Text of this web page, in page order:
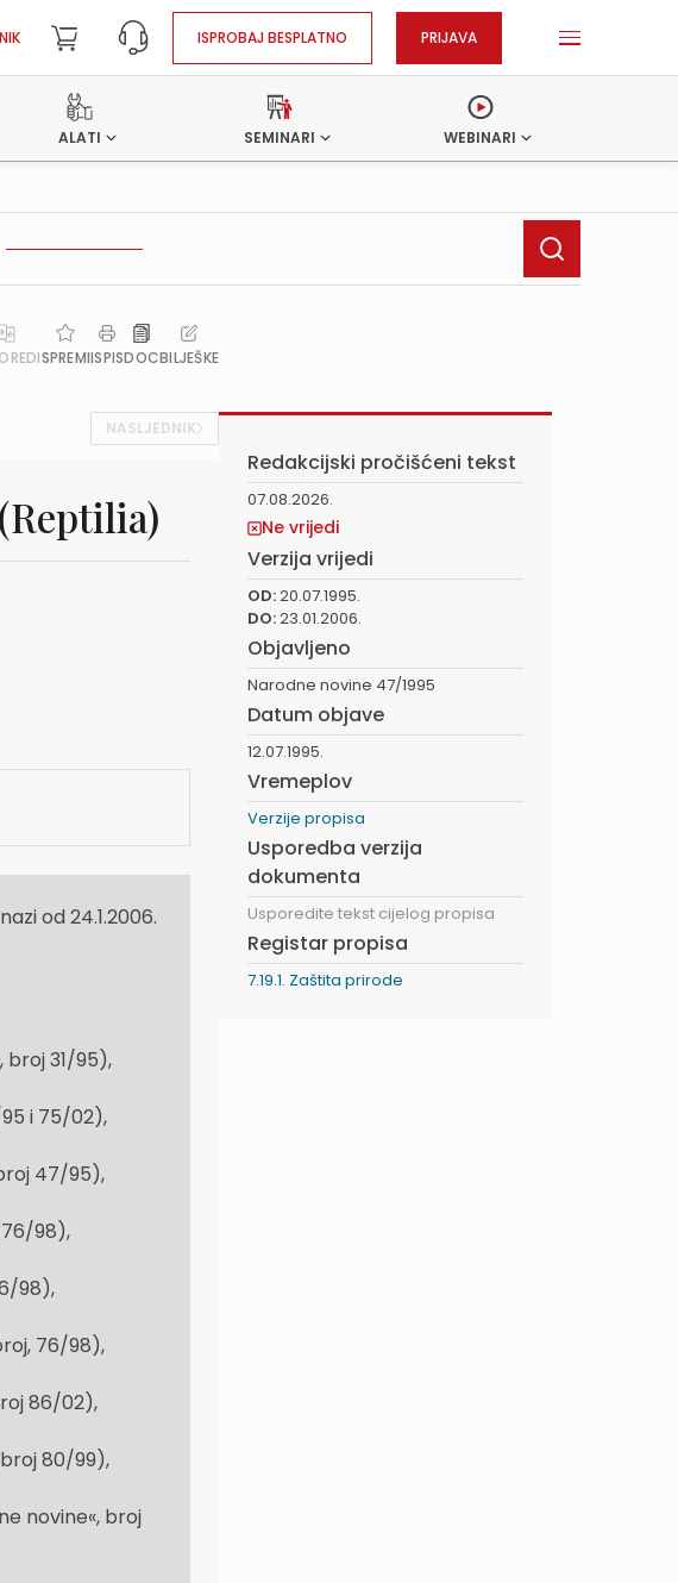
ISPROBAJ BESPLATNO PRIJAVA
ALATI SEMINARI WEBINARI
SPREMIISPISDOCBILJEŠKE
NASLJEDNIK
od 24.1.2006.
broj 31/95),
i 75/02),
47/95),
76/98),
98),
76/98),
86/02),
80/99),
novine«, broj
Redakcijski pročišćeni tekst
07.08.2026.
Ne vrijedi
Verzija vrijedi
OD:20.07.1995.
DO:23.01.2006.
Objavljeno
Narodne novine 47/1995
Datum objave
12.07.1995.
Vremeplov
Verzije propisa
Usporedba verzija
dokumenta
Usporedite tekst cijelog propisa
Registar propisa
7.19.1. Zaštita prirode